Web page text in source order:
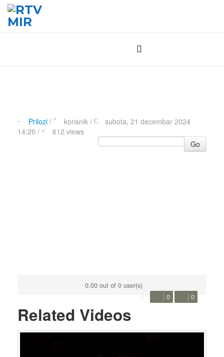
Prilozi/ korisnik /
subota, 21 decembar 2024
14:26 /
612 views
Go
0.00 out of 0 user(s)
0 0
Related Videos